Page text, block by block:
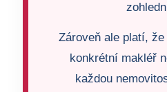
Zároveň ale platí,
konkrétní makléř
každou